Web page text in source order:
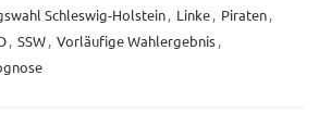
Schleswig-Holstein, Linke, Piraten,
, SSW, Vorläufige Wahlergebnis,